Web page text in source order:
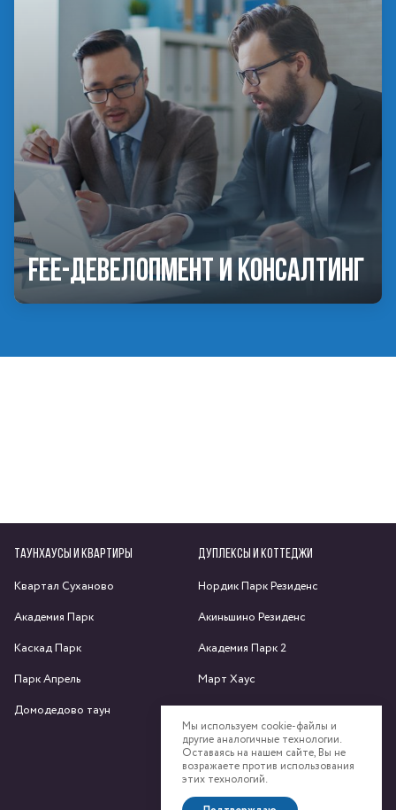
Мы используем cookie-файлы и
другие аналогичные технологии.
Оставаясь на нашем сайте, Вы не
возражаете против использования
этих технологий.
Fee-девелопмент и консалтинг
ТАУНХАУСЫ И КВАРТИРЫ
Квартал Суханово
Академия Парк
Каскад Парк
Парк Апрель
Домодедово таун
ДУПЛЕКСЫ И КОТТЕДЖИ
Нордик Парк Резиденс
Акиньшино Резиденс
Академия Парк 2
Март Хаус
Яхрома парк
Спас-Каменка
Федоскино Парк